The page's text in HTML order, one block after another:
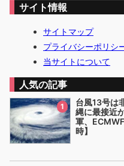
サイト情報
サイトマップ
プライバシーポリシ
当サイトについて
人気の記事
1
台風13号は
縄に最接近
軍、
時】